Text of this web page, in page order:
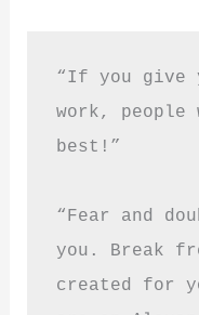
“If you give
work, people
best!”
“Fear and
you. Break
created for